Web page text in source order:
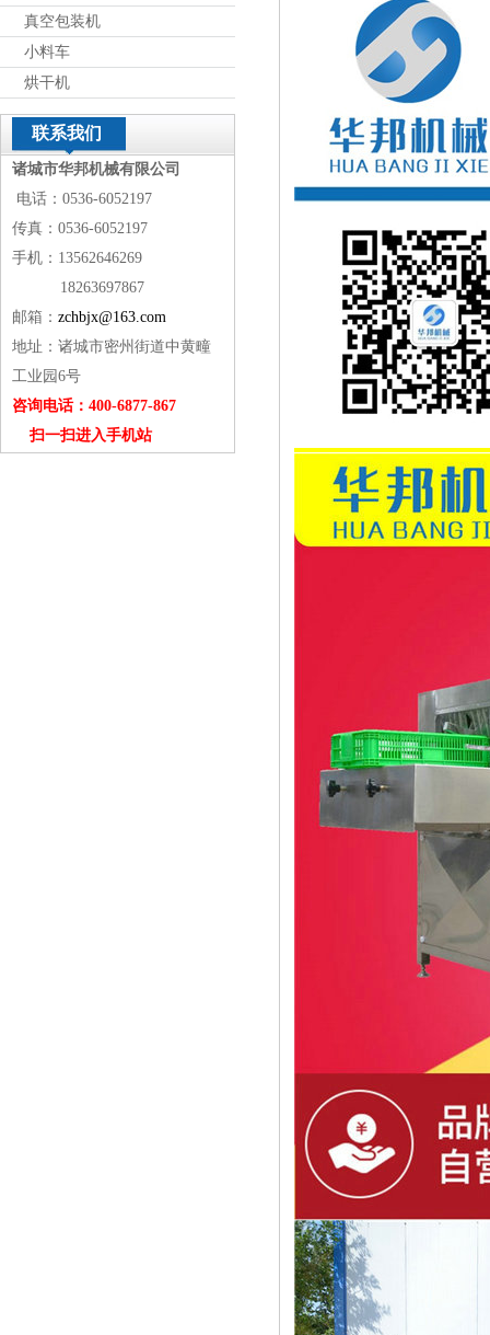
真空包装机
小料车
烘干机
联系我们
诸城市华邦机械有限公司
电话：0536-6052197
传真：0536-6052197
手机：13562646269
18263697867
邮箱： zchbjx@163.com
地址：诸城市密州街道中黄疃
工业园6号
咨询电话：400-6877-867
扫一扫进入手机站